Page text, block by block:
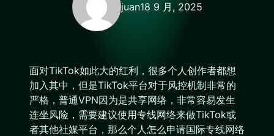
juan18 9 月, 2025
面对TikTok如此大的红利，很多个人创作者都想
加入其中，但是TikTok平台对于风控机制非常的
严格，普通VPN因为是共享网络，非常容易发生
连坐风险，需要建议使用专线网络来做TikTok或
者其他社媒平台，那么个人怎么申请国际专线网络